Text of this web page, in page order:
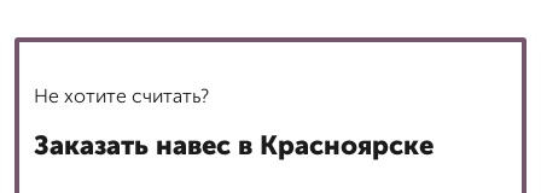
Не хотите считать?
Заказать навес в Красноярске